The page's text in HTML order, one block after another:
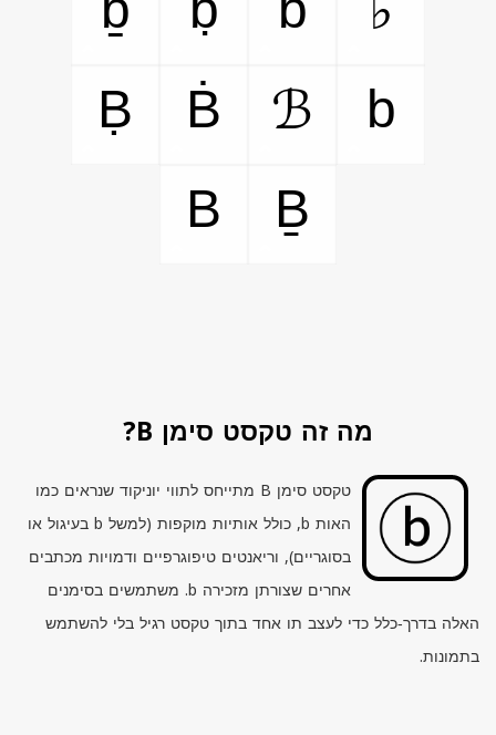
b
ℬ
Ḃ
Ḅ
Ḇ
B
מה זה טקסט סימן B?
טקסט סימן B מתייחס לתווי יוניקוד שנראים כמו
האות b, כולל אותיות מוקפות (למשל bבעיגול או
בסוגריים), וריאנטים טיפוגרפיים ודמויות מכתבים
אחרים שצורתן מזכירה b. משתמשים בסימנים
האלה בדרך‑כלל כדי לעצב תו אחד בתוך טקסט רגיל בלי להשתמש
בתמונות.